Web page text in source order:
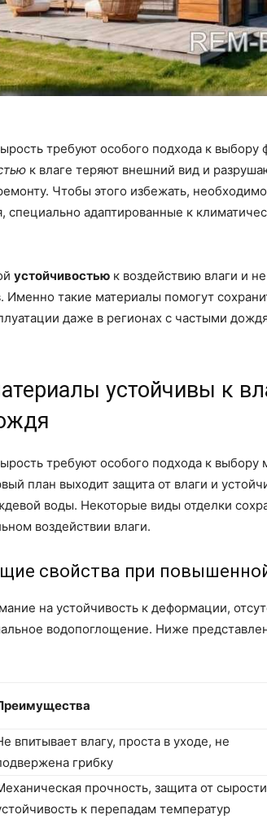
требуют особого подхода к выбору
к влаге теряют внешний вид и
Чтобы этого избежать,
адаптированные к
устойчивостью к воздействию влаги и
Именно такие материалы помогут
даже в регионах с частыми
устойчивы к
требуют особого подхода к выбору
план выходит защита от влаги и
воды. Некоторые виды отделки
воздействии влаги.
свойства при
на устойчивость к деформации,
водопоглощение. Ниже
впитывает влагу, проста в уходе, не
грибку
прочность, защита от
к перепадам температур